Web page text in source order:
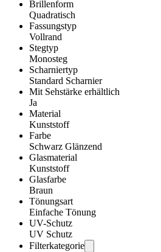
Brillenform
Quadratisch
Fassungstyp
Vollrand
Stegtyp
Monosteg
Scharniertyp
Standard Scharnier
Mit Sehstärke erhältlich
Ja
Material
Kunststoff
Farbe
Schwarz Glänzend
Glasmaterial
Kunststoff
Glasfarbe
Braun
Tönungsart
Einfache Tönung
UV-Schutz
UV Schutz
Filterkategorie